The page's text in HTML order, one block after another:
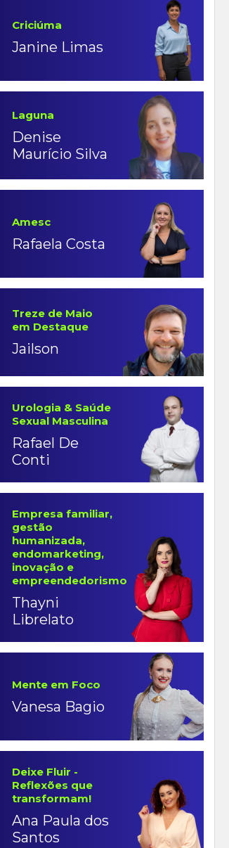
Criciúma
Janine Limas
Laguna
Denise
Maurício Silva
Amesc
Rafaela Costa
Treze de Maio
em Destaque
Jailson
Urologia & Saúde
Sexual Masculina
Rafael De
Conti
Empresa familiar,
gestão
humanizada,
endomarketing,
inovação e
empreendedorismo
Thayni
Librelato
Mente em Foco
Vanesa Bagio
Deixe Fluir -
Reflexões que
transformam!
Ana Paula dos
Santos